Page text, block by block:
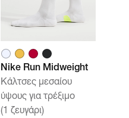
Nike Run Midweight
Κάλτσες μεσαίου
ύψους για τρέξιμο
(1 ζευγάρι)